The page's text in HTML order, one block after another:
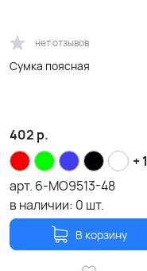
нет отзывов
Сумка поясная
402 р.
+ 1
арт. 6-MO9513-48
в наличии: 0 шт.
В корзину